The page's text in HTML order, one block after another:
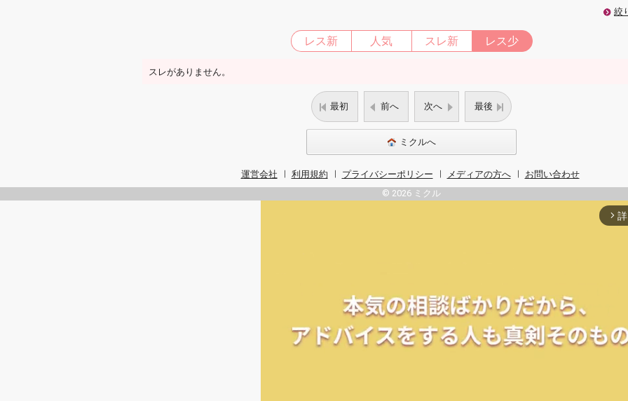
絞
レス新 人気 スレ新 レス少
スレがありません。
最初 前へ 次へ 最後
ミクルへ
運営会社 利用規約 プライバシーポリシー メディアの方へ
お問い合わせ
© 2026 ミクル
arrow_forward_ios